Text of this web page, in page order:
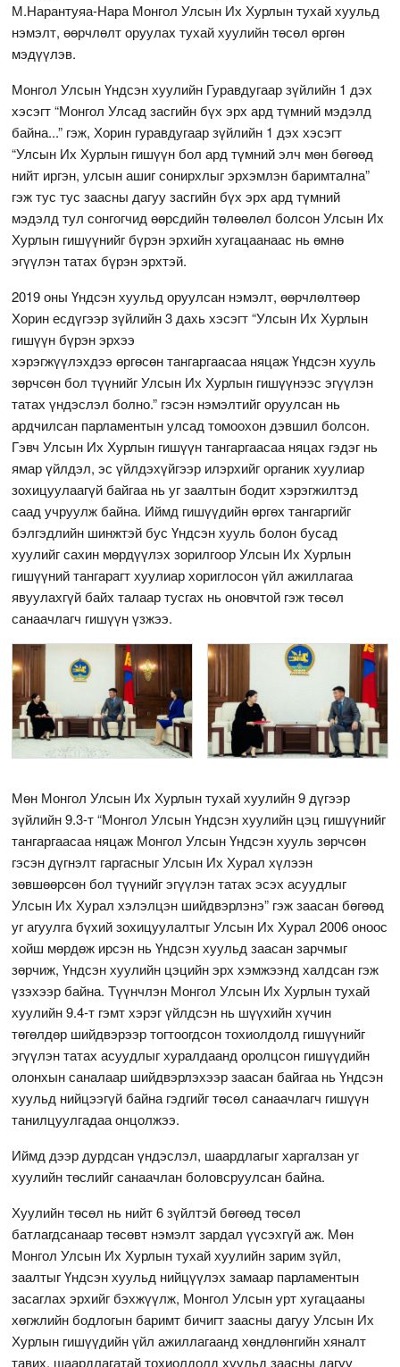
М.Нарантуяа-Нара Монгол Улсын Их Хурлын тухай хуульд
нэмэлт, өөрчлөлт оруулах тухай хуулийн төсөл өргөн
мэдүүлэв.
Монгол Улсын Үндсэн хуулийн Гуравдугаар зүйлийн 1 дэх
хэсэгт “Монгол Улсад засгийн бүх эрх ард түмний мэдэлд
байна...” гэж, Хорин гуравдугаар зүйлийн 1 дэх хэсэгт
“Улсын Их Хурлын гишүүн бол ард түмний элч мөн бөгөөд
нийт иргэн, улсын ашиг сонирхлыг эрхэмлэн баримтална”
гэж тус тус заасны дагуу засгийн бүх эрх ард түмний
мэдэлд тул сонгогчид өөрсдийн төлөөлөл болсон Улсын Их
Хурлын гишүүнийг бүрэн эрхийн хугацаанаас нь өмнө
эгүүлэн татах бүрэн эрхтэй.
2019 оны Үндсэн хуульд оруулсан нэмэлт, өөрчлөлтөөр
Хорин есдүгээр зүйлийн 3 дахь хэсэгт “Улсын Их Хурлын
гишүүн бүрэн эрхээ
хэрэгжүүлэхдээ өргөсөн тангаргаасаа няцаж Үндсэн хууль
зөрчсөн бол түүнийг Улсын Их Хурлын гишүүнээс эгүүлэн
татах үндэслэл болно.” гэсэн нэмэлтийг оруулсан нь
ардчилсан парламентын улсад томоохон дэвшил болсон.
Гэвч Улсын Их Хурлын гишүүн тангаргаасаа няцах гэдэг нь
ямар үйлдэл, эс үйлдэхүйгээр илэрхийг органик хуулиар
зохицуулаагүй байгаа нь уг заалтын бодит хэрэгжилтэд
саад учруулж байна. Иймд гишүүдийн өргөх тангаргийг
бэлгэдлийн шинжтэй бус Үндсэн хууль болон бусад
хуулийг сахин мөрдүүлэх зорилгоор Улсын Их Хурлын
гишүүний тангарагт хуулиар хориглосон үйл ажиллагаа
явуулахгүй байх талаар тусгах нь оновчтой гэж төсөл
санаачлагч гишүүн үзжээ.
Мөн Монгол Улсын Их Хурлын тухай хуулийн 9 дүгээр
зүйлийн 9.3-т “Монгол Улсын Үндсэн хуулийн цэц гишүүнийг
тангаргаасаа няцаж Монгол Улсын Үндсэн хууль зөрчсөн
гэсэн дүгнэлт гаргасныг Улсын Их Хурал хүлээн
зөвшөөрсөн бол түүнийг эгүүлэн татах эсэх асуудлыг
Улсын Их Хурал хэлэлцэн шийдвэрлэнэ” гэж заасан бөгөөд
уг агуулга бүхий зохицуулалтыг Улсын Их Хурал 2006 оноос
хойш мөрдөж ирсэн нь Үндсэн хуульд заасан зарчмыг
зөрчиж, Үндсэн хуулийн цэцийн эрх хэмжээнд халдсан гэж
үзэхээр байна. Түүнчлэн Монгол Улсын Их Хурлын тухай
хуулийн 9.4-т гэмт хэрэг үйлдсэн нь шүүхийн хүчин
төгөлдөр шийдвэрээр тогтоогдсон тохиолдолд гишүүнийг
эгүүлэн татах асуудлыг хуралдаанд оролцсон гишүүдийн
олонхын саналаар шийдвэрлэхээр заасан байгаа нь Үндсэн
хуульд нийцээгүй байна гэдгийг төсөл санаачлагч гишүүн
танилцуулгадаа онцолжээ.
Иймд дээр дурдсан үндэслэл, шаардлагыг харгалзан уг
хуулийн төслийг санаачлан боловсруулсан байна.
Хуулийн төсөл нь нийт 6 зүйлтэй бөгөөд төсөл
батлагдсанаар төсөвт нэмэлт зардал үүсэхгүй аж. Мөн
Монгол Улсын Их Хурлын тухай хуулийн зарим зүйл,
заалтыг Үндсэн хуульд нийцүүлэх замаар парламентын
засаглах эрхийг бэхжүүлж, Монгол Улсын урт хугацааны
хөгжлийн бодлогын баримт бичигт заасны дагуу Улсын Их
Хурлын гишүүдийн үйл ажиллагаанд хөндлөнгийн хяналт
тавих, шаардлагатай тохиолдолд хуульд заасны дагуу